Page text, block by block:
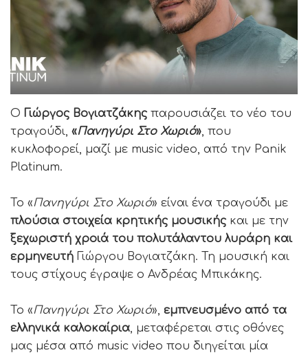
Ο Γιώργος Βογιατζάκης παρουσιάζει το νέο του
τραγούδι, «Πανηγύρι Στο Χωριό» , που
κυκλοφορεί, μαζί με music video, από την Panik
Platinum.
Το «Πανηγύρι Στο Χωριό» είναι ένα τραγούδι με
πλούσια στοιχεία κρητικής μουσικής και με την
ξεχωριστή χροιά του πολυτάλαντου λυράρη και
ερμηνευτή Γιώργου Βογιατζάκη. Τη μουσική και
τους στίχους έγραψε ο Ανδρέας Μπικάκης.
Το «Πανηγύρι Στο Χωριό», εμπνευσμένο από τα
ελληνικά καλοκαίρια , μεταφέρεται στις οθόνες
μας μέσα από music video που διηγείται μία